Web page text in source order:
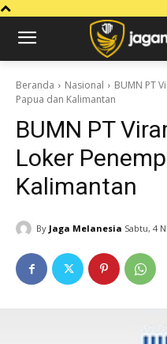
Beranda Nasional
BUMN PT
Papua dan Kalimantan
BUMN PT
Loker
Kalimantan
By Jaga Melanesia Sabtu, 4